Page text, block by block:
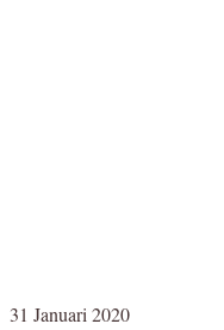
31 Januari 2020